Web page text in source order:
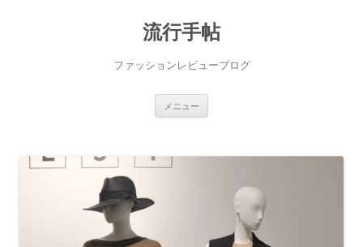
流行手帖
ファッションレビューブログ
メニュー
へ